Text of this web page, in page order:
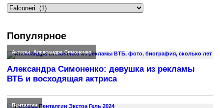
Рубрики
Популярное
Актеры,Александра Симоненко
Александра Симоненко: девушка из рекламы
ВТБ и восходящая актриса
Пенталгин